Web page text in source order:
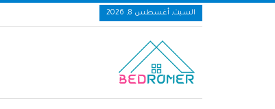
السبت, أغسطس 8, 2026